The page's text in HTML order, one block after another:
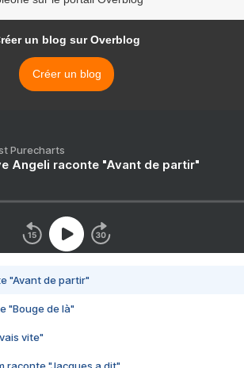
un blog sur Overblog
Créer un blog
Purecharts
Angeli raconte "Avant de partir"
"Avant de partir"
"Bouge de là"
vite"